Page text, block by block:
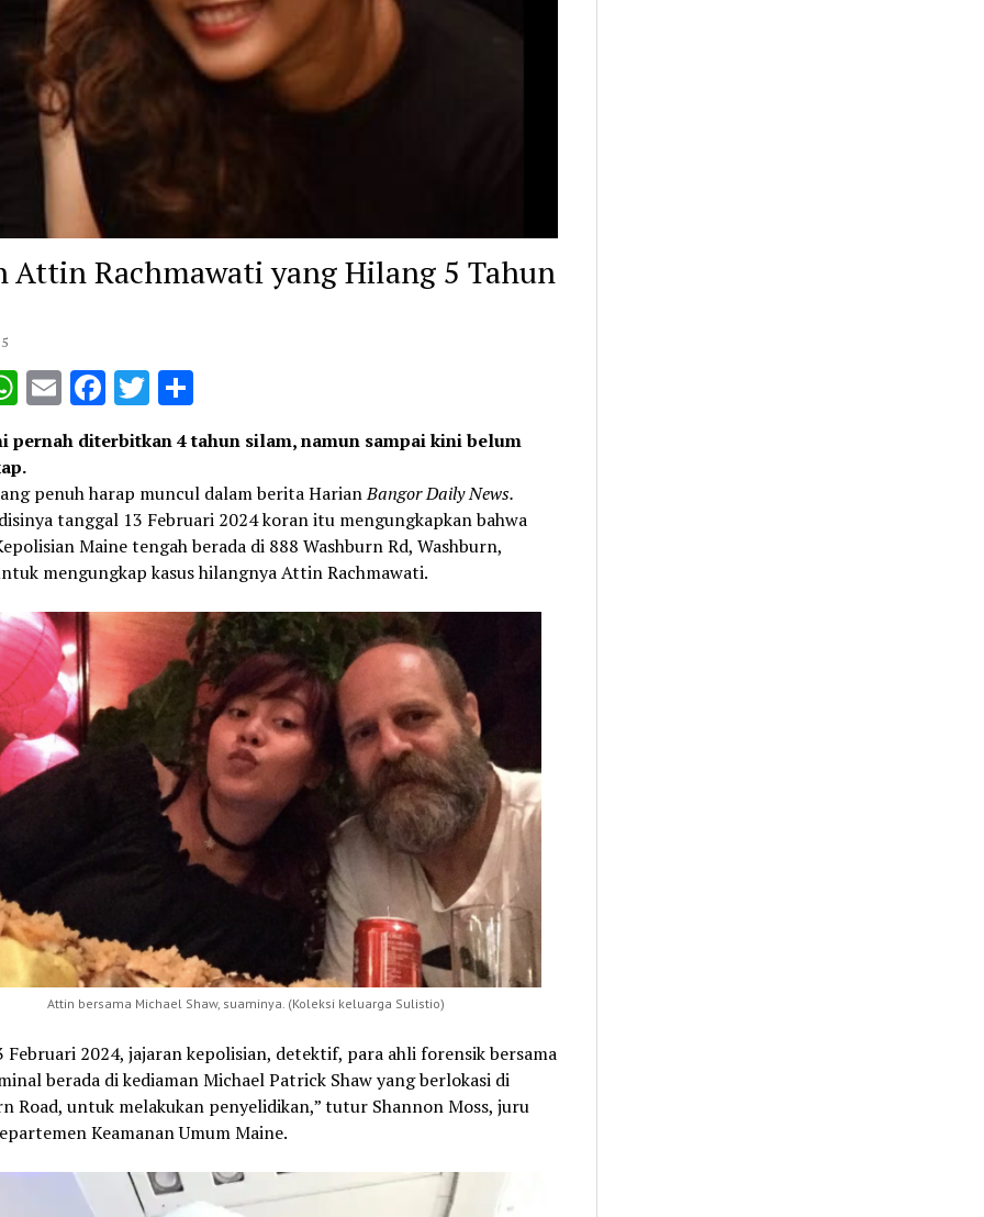
Attin Rachmawati yang Hilang 5 Tahun
WhatsApp
EmailFacebook
Twitter
Share
pernah diterbitkan 4 tahun silam, namun sampai kini belum
penuh harap muncul dalam berita HarianBangor Daily News.
tanggal 13 Februari 2024 koran itu mengungkapkan bahwa
Maine tengah berada di 888 Washburn Rd, Washburn,
mengungkap kasus hilangnya Attin Rachmawati.
Attin bersama Michael Shaw, suaminya. (Koleksi keluarga Sulistio)
Februari 2024, jajaran kepolisian, detektif, para ahli forensik bersama
berada di kediaman Michael Patrick Shaw yang berlokasi di
Road, untuk melakukan penyelidikan,” tutur Shannon Moss, juru
Keamanan Umum Maine.